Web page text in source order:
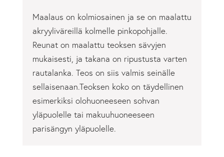
Maalaus on kolmiosainen ja se on maalattu
akryyliväreillä kolmelle pinkopohjalle.
Reunat on maalattu teoksen sävyjen
mukaisesti, ja takana on ripustusta varten
rautalanka. Teos on siis valmis seinälle
sellaisenaan.Teoksen koko on täydellinen
esimerkiksi olohuoneeseen sohvan
yläpuolelle tai makuuhuoneeseen
parisängyn yläpuolelle.